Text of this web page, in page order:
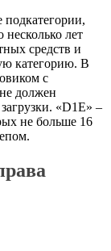
несколько лет
средств и
категорию. В
с
должен
«D1Е» –
не больше 16